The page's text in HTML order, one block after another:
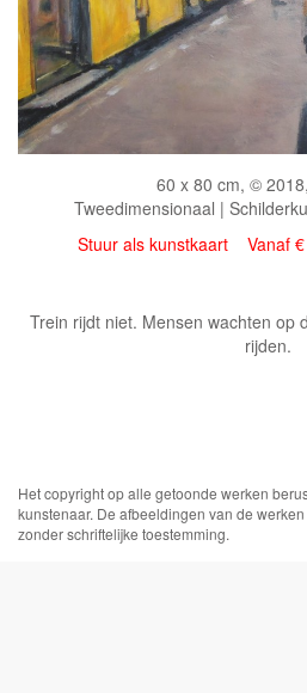
60 x 80 cm, ©
Tweedimensionaal |
Stuur als kunstkaart Vanaf
Trein rijdt niet. Mensen wachten op
rijden.
Het copyright op alle getoonde werken
kunstenaar. De afbeeldingen van de
zonder schriftelijke toestemming.